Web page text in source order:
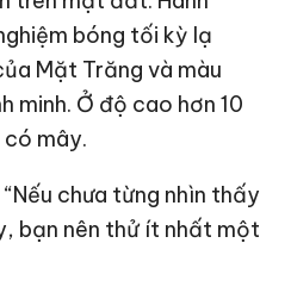
bóng tối kỳ lạ
Mặt Trăng và màu
minh. Ở độ cao hơn 10
mây.
chưa từng nhìn thấy
bạn nên thử ít nhất một